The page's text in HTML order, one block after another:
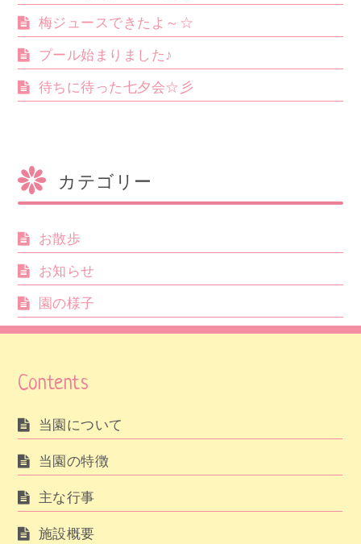
梅ジュースできたよ～☆
プール始まりました♪
待ちに待った七夕会☆彡
カテゴリー
お散歩
お知らせ
園の様子
Contents
当園について
当園の特徴
主な行事
施設概要